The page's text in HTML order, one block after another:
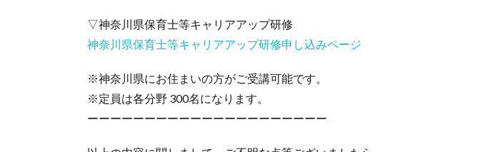
▽神奈川県保育士等キャリアアップ研修
神奈川県保育士等キャリアアップ研修申し込みページ
※神奈川県にお住まいの方がご受講可能です。
※定員は各分野 300名になります。
ーーーーーーーーーーーーーーーーーーーーー